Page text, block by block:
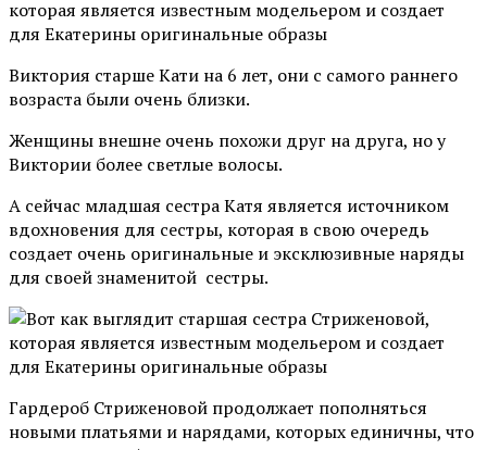
Виктория старше Кати на 6 лет, они с самого раннего
возраста были очень близки.
Женщины внешне очень похожи друг на друга, но у
Виктории более светлые волосы.
А сейчас младшая сестра Катя является источником
вдохновения для сестры, которая в свою очередь
создает очень оригинальные и эксклюзивные наряды
для своей знаменитой сестры.
Гардероб Стриженовой продолжает пополняться
новыми платьями и нарядами, которых единичны, что